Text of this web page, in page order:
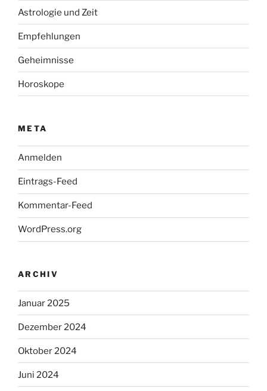
Astrologie und Zeit
Empfehlungen
Geheimnisse
Horoskope
META
Anmelden
Eintrags-Feed
Kommentar-Feed
WordPress.org
ARCHIV
Januar 2025
Dezember 2024
Oktober 2024
Juni 2024